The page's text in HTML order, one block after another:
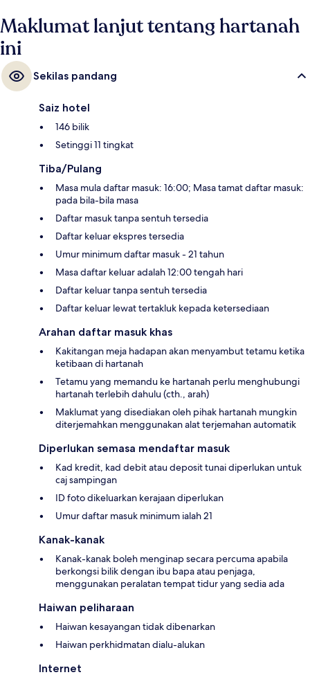
Maklumat lanjut tentang hartanah
ini
Sekilas pandang
Saiz hotel
146 bilik
Setinggi 11 tingkat
Tiba/Pulang
Masa mula daftar masuk: 16:00; Masa tamat daftar masuk:
pada bila-bila masa
Daftar masuk tanpa sentuh tersedia
Daftar keluar ekspres tersedia
Umur minimum daftar masuk - 21 tahun
Masa daftar keluar adalah 12:00 tengah hari
Daftar keluar tanpa sentuh tersedia
Daftar keluar lewat tertakluk kepada ketersediaan
Arahan daftar masuk khas
Kakitangan meja hadapan akan menyambut tetamu ketika
ketibaan di hartanah
Tetamu yang memandu ke hartanah perlu menghubungi
hartanah terlebih dahulu (cth., arah)
Maklumat yang disediakan oleh pihak hartanah mungkin
diterjemahkan menggunakan alat terjemahan automatik
Diperlukan semasa mendaftar masuk
Kad kredit, kad debit atau deposit tunai diperlukan untuk
caj sampingan
ID foto dikeluarkan kerajaan diperlukan
Umur daftar masuk minimum ialah 21
Kanak-kanak
Kanak-kanak boleh menginap secara percuma apabila
berkongsi bilik dengan ibu bapa atau penjaga,
menggunakan peralatan tempat tidur yang sedia ada
Haiwan peliharaan
Haiwan kesayangan tidak dibenarkan
Haiwan perkhidmatan dialu-alukan
Internet